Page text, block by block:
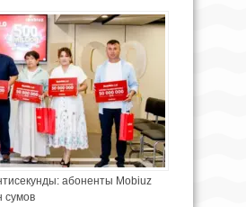
абоненты Mobiuz
сумов